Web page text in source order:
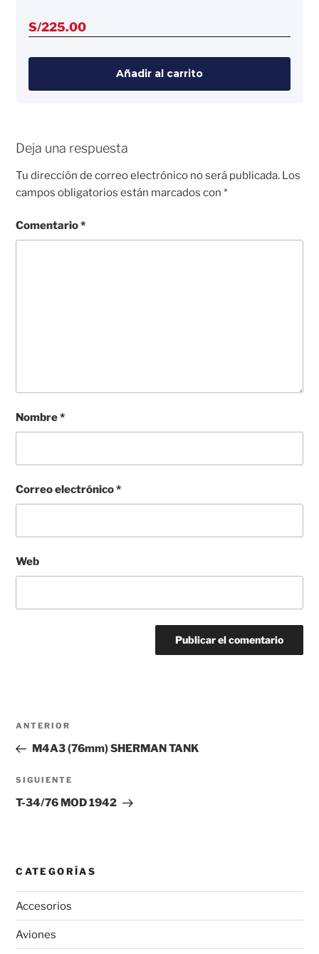
S/225.00
Añadir al carrito
Deja una respuesta
Tu dirección de correo electrónico no será publicada. Los
campos obligatorios están marcados con*
Comentario*
Nombre*
Correo electrónico*
Web
Navegación
entradas
Entrada
anterior:
ANTERIOR
M4A3 (76mm) SHERMAN TANK
Siguiente
entrada
SIGUIENTE
T-34/76 MOD 1942
CATEGORÍAS
Accesorios
Aviones